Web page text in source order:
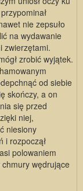
nie zepsuło
na wydawanie
zwierzętami.
zrobić wyjątek.
od siebie
skończy, a on
się przed
niej,
niesiony
i rozpoczął
polowaniem
chmury wędrujące